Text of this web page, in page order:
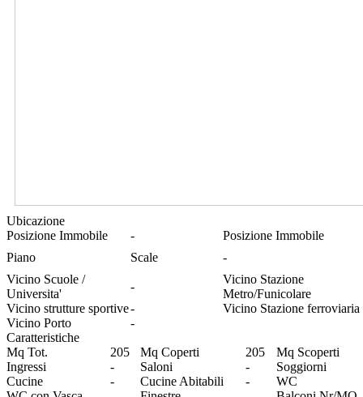
Ubicazione
Posizione Immobile
-
Posizione Immobile
Piano
Scale
-
Vicino Scuole /
Universita'
-
Vicino Stazione
Metro/Funicolare
Vicino strutture sportive-
Vicino Stazione ferroviaria
Vicino Porto
-
Caratteristiche
Mq Tot.
205 Mq Coperti 205
Mq Scoperti
Ingressi
- Saloni -
Soggiorni
Cucine
- Cucine Abitabili -
WC